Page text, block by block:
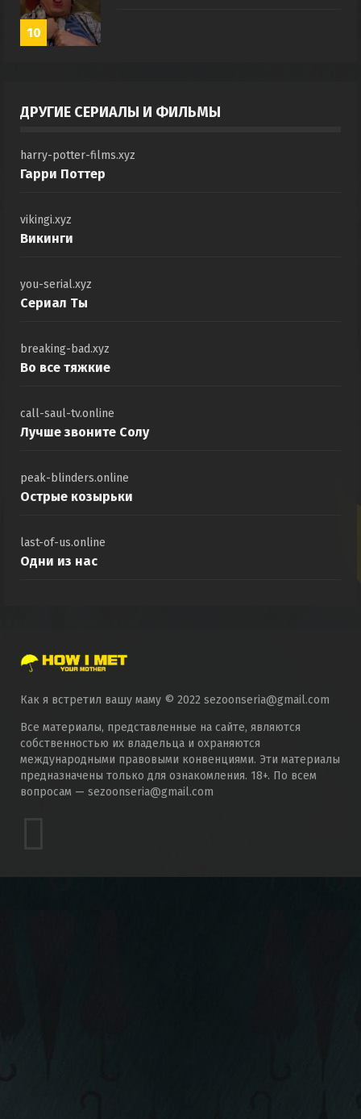
10
ДРУГИЕ СЕРИАЛЫ И ФИЛЬМЫ
harry-potter-films.xyz
Гарри Поттер
vikingi.xyz
Викинги
you-serial.xyz
Сериал Ты
breaking-bad.xyz
Во все тяжкие
call-saul-tv.online
Лучше звоните Солу
peak-blinders.online
Острые козырьки
last-of-us.online
Одни из нас
Как я встретил вашу маму © 2022 sezoonseria@gmail.com
Все материалы, представленные на сайте, являются
собственностью их владельца и охраняются
международными правовыми конвенциями. Эти материалы
предназначены только для ознакомления. 18+. По всем
вопросам — sezoonseria@gmail.com